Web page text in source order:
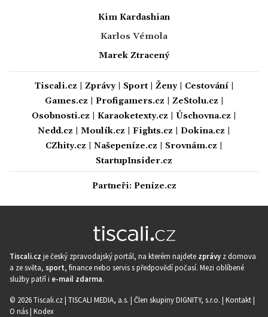
Kim Kardashian
Karlos Vémola
Marek Ztracený
Tiscali.cz Zprávy| Sport| Ženy| Cestování|
Games.cz
Profigamers.cz ZeStolu.cz
Osobnosti.cz
Karaoketexty.cz Úschovna.cz
Nedd.cz
Moulík.cz Fights.cz Dokina.cz
CZhity.cz
Našepeníze.cz Srovnám.cz
StartupInsider.cz
Partneři: Peníze.cz
Tiscali.cz je český zpravodajský portál, na kterém najdete zprávy z domova
a ze světa, sport, finance nebo servis s předpovědí počasí. Mezi oblíbené
služby patří i e-mail zdarma.
© 2026 Tiscali.cz | TISCALI MEDIA, a.s. | Člen skupiny DIGNITY, s.r.o. | Kontakt|
O nás| Kodex